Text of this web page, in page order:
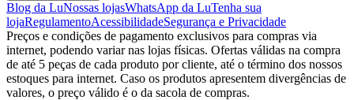
Blog da LuNossas lojasWhatsApp da LuTenha sua
lojaRegulamentoAcessibilidadeSegurança e Privacidade
Preços e condições de pagamento exclusivos para compras via
internet, podendo variar nas lojas físicas. Ofertas válidas na compra
de até 5 peças de cada produto por cliente, até o término dos nossos
estoques para internet. Caso os produtos apresentem divergências de
valores, o preço válido é o da sacola de compras.